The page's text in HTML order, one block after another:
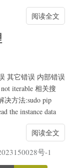
阅读全文
其它错误 内部错误
iterable 相关搜
决方法:sudo pip
the instance data
阅读全文
号-1